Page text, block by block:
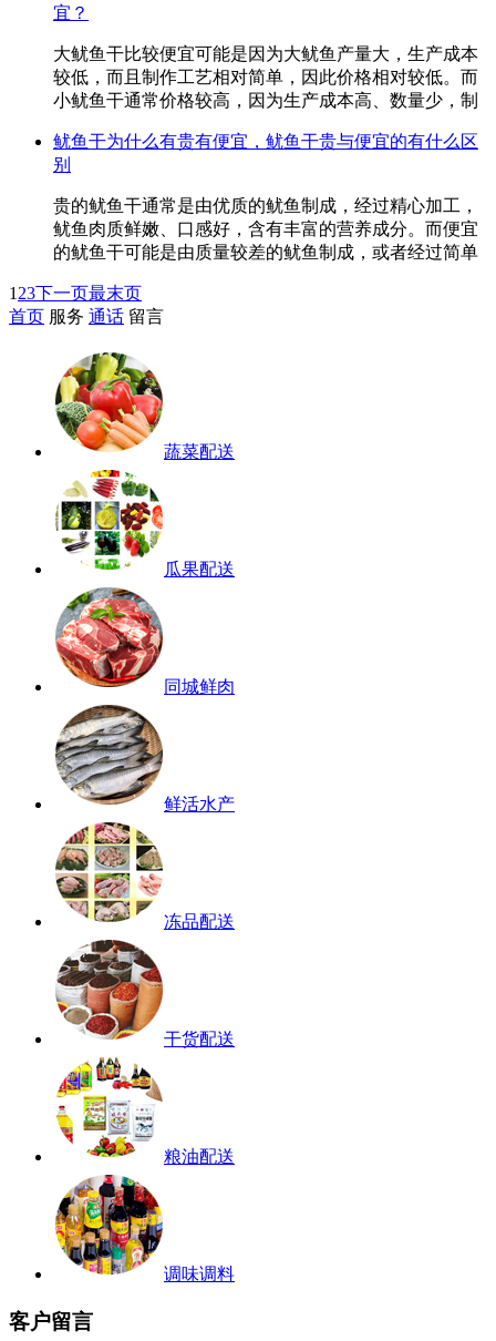
宜？
大鱿鱼干比较便宜可能是因为大鱿鱼产量大，生产成本
较低，而且制作工艺相对简单，因此价格相对较低。而
小鱿鱼干通常价格较高，因为生产成本高、数量少，制
鱿鱼干为什么有贵有便宜，鱿鱼干贵与便宜的有什么区
别
贵的鱿鱼干通常是由优质的鱿鱼制成，经过精心加工，
鱿鱼肉质鲜嫩、口感好，含有丰富的营养成分。而便宜
的鱿鱼干可能是由质量较差的鱿鱼制成，或者经过简单
1 23下一页最末页
首页 服务 通话 留言
蔬菜配送
瓜果配送
同城鲜肉
鲜活水产
冻品配送
干货配送
粮油配送
调味调料
客户留言